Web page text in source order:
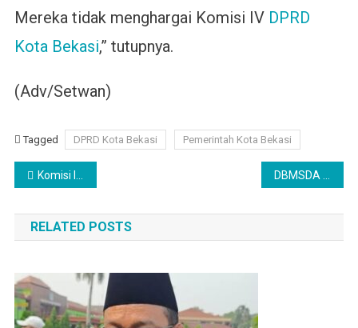
Mereka tidak menghargai Komisi IV DPRD
Kota Bekasi,” tutupnya.
(Adv/Setwan)
Tagged DPRD Kota Bekasi Pemerintah Kota Bekasi
Navigasi
pos
Komisi IV Usul Study Tour Lintas OPD Kota Bekasi
RELATED POSTS